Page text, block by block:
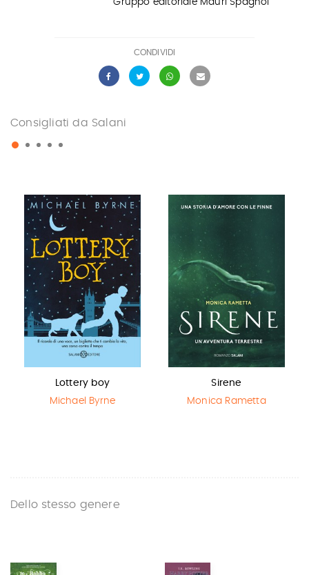
Gruppo editoriale Mauri Spagnol
CONDIVIDI
Consigliati da Salani
Lottery boy
Michael Byrne
Sirene
Monica Rametta
Dello stesso genere